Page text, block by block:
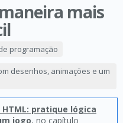
mais
programação
desenhos, animações e um
HTML: pratique lógica
jogo, no capítulo